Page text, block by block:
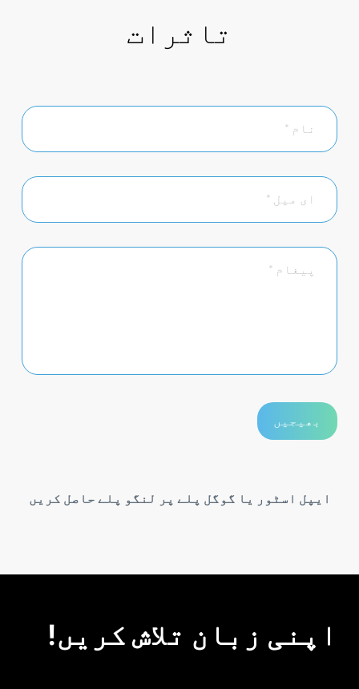
تاثرات
ایپل اسٹور یا گوگل پلے پر لنگو پلے حاصل کریں
اپنی زبان تلاش کریں!